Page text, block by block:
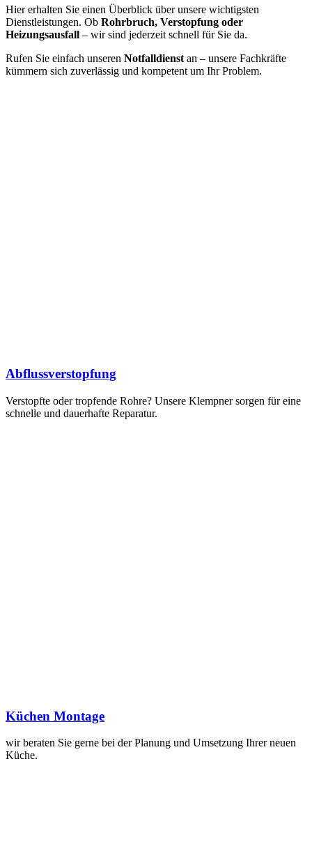
Hier erhalten Sie einen Überblick über unsere wichtigsten
Dienstleistungen. Ob Rohrbruch, Verstopfung oder
Heizungsausfall – wir sind jederzeit schnell für Sie da.
Rufen Sie einfach unseren Notfalldienstan – unsere Fachkräfte
kümmern sich zuverlässig und kompetent um Ihr Problem.
Abflussverstopfung
Verstopfte oder tropfende Rohre? Unsere Klempner sorgen für eine
schnelle und dauerhafte Reparatur.
Küchen Montage
wir beraten Sie gerne bei der Planung und Umsetzung Ihrer neuen
Küche.